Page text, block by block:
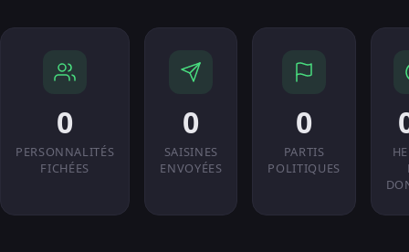
0
PERSONNALITÉS
FICHÉES
0
SAISINES
ENVOYÉES
0
PARTIS
POLITIQUES